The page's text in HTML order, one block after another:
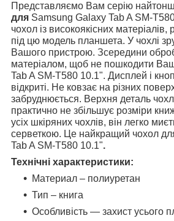
Представляємо Вам серію
для Samsung Galaxy Tab A SM-
чохол із високоякісних
під цю модель планшета. У чохлі
Вашого пристрою. Зсередини
матеріалом, щоб не пошкодити
Tab A SM-T580 10.1". Дисплей і
відкриті. Не ковзає на різних
забруднюється. Верхня деталь
практично не збільшує розміри
усіх шкіряних чохлів, він легко
серветкою. Це найкращий чохол
Tab A SM-T580 10.1".
Технічні характеристики:
Материал – полиуретан
Тип – книга
Особливість — захист усього